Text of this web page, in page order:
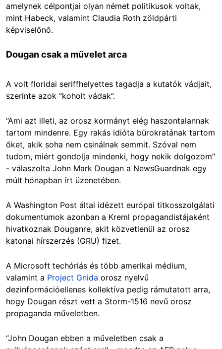
amelynek célpontjai olyan német politikusok voltak,
mint Habeck, valamint Claudia Roth zöldpárti
képviselőnő.
Dougan csak a művelet arca
A volt floridai seriffhelyettes tagadja a kutatók vádjait,
szerinte azok “koholt vádak”.
“Ami azt illeti, az orosz kormányt elég haszontalannak
tartom mindenre. Egy rakás idióta bürokratának tartom
őket, akik soha nem csinálnak semmit. Szóval nem
tudom, miért gondolja mindenki, hogy nekik dolgozom”
- válaszolta John Mark Dougan a NewsGuardnak egy
múlt hónapban írt üzenetében.
A Washington Post által idézett európai titkosszolgálati
dokumentumok azonban a Kreml propagandistájaként
hivatkoznak Douganre, akit közvetlenül az orosz
katonai hírszerzés (GRU) fizet.
A Microsoft techóriás és több amerikai médium,
valamint a Project Gnida orosz nyelvű
dezinformációellenes kollektíva pedig rámutatott arra,
hogy Dougan részt vett a Storm-1516 nevű orosz
propaganda műveletben.
“John Dougan ebben a műveletben csak a